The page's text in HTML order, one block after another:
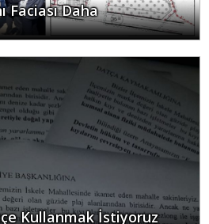
Faciası Daha
Kullanmak İstiyoruz